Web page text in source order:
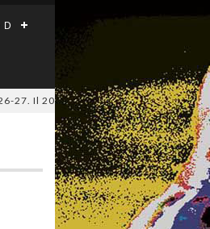
D
20 agosto la presentazione della Serie